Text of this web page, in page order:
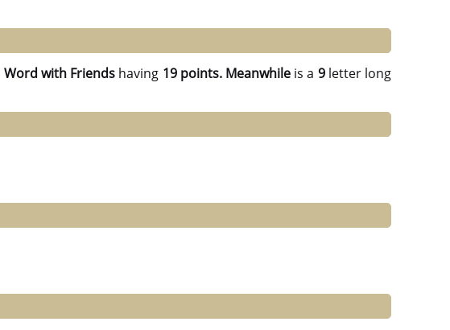
Word with Friends having 19 points. Meanwhileis a 9letter long